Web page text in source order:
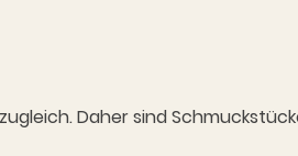
Daher sind